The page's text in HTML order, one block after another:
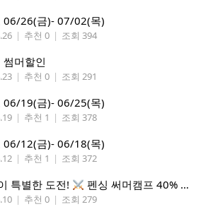
06/26(금)- 07/02(목)
| 추천 0 | 조회 394
머할인
| 추천 0 | 조회 291
06/19(금)- 06/25(목)
| 추천 1 | 조회 378
06/12(금)- 06/18(목)
| 추천 1 | 조회 372
특별한 도전! 펜싱 써머캠프 40% 선착순 할인
| 추천 0 | 조회 279